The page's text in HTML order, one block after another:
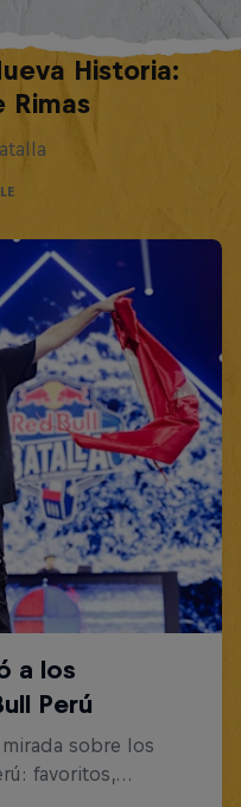
Historia:
Rimas